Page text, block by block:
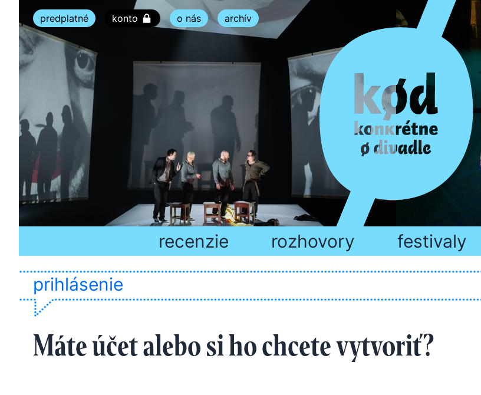
predplatné konto o nás archív
recenzie rozhovory festivaly
prihlásenie
Máte účet alebo si ho chcete vytvoriť?